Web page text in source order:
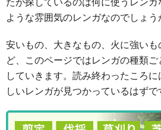
ような雰囲気のレンガなのでしょう
安いもの、大きなもの、火に強い
ど、このページではレンガの種類
していきます。読み終わったころ
しいレンガが見つかっているはずで